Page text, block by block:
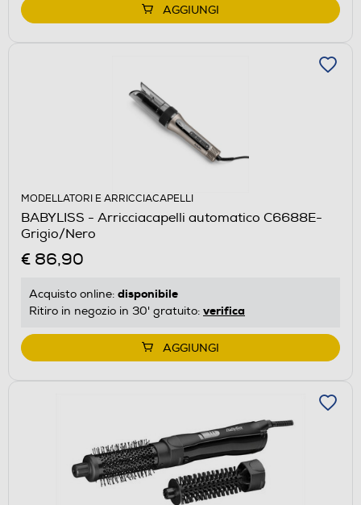
AGGIUNGI
MODELLATORI E ARRICCIACAPELLI
BABYLISS - Arricciacapelli automatico C6688E-
Grigio/Nero
€ 86,90
Acquisto online: disponibile
Ritiro in negozio in 30' gratuito: verifica
AGGIUNGI